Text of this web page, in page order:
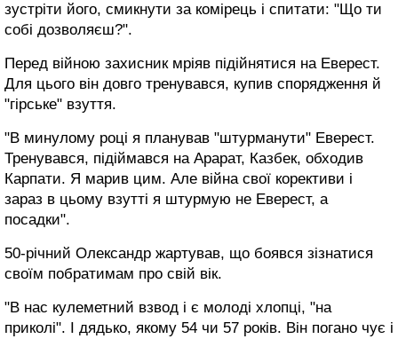
зустріти його, смикнути за комірець і спитати: "Що ти
собі дозволяєш?".
Перед війною захисник мріяв підійнятися на Еверест.
Для цього він довго тренувався, купив спорядження й
"гірське" взуття.
"В минулому році я планував "штурманути" Еверест.
Тренувався, підіймався на Арарат, Казбек, обходив
Карпати. Я марив цим. Але війна свої корективи і
зараз в цьому взутті я штурмую не Еверест, а
посадки".
50-річний Олександр жартував, що боявся зізнатися
своїм побратимам про свій вік.
"В нас кулеметний взвод і є молоді хлопці, "на
приколі". І дядько, якому 54 чи 57 років. Він погано чує і